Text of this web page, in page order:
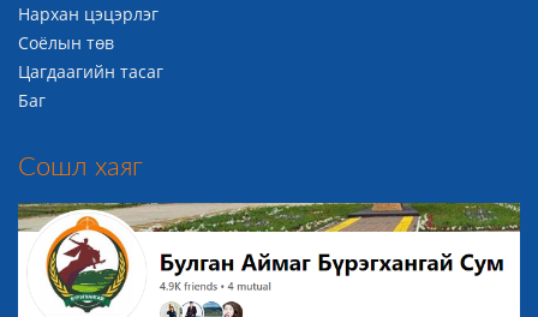
Нархан цэцэрлэг
Соёлын төв
Цагдаагийн тасаг
Баг
Сошл хаяг